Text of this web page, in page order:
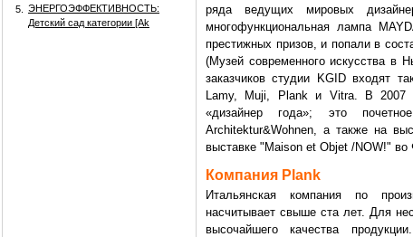
5.
ЭНЕРГОЭФФЕКТИВНОСТЬ:
Детский сад категории [Аk
ряда ведущих мировых
многофункциональная лампа
престижных призов, и попали в
(Музей современного искусства
заказчиков студии KGID входят
Lamy, Muji, Plank и Vitra. В 2007
«дизайнер года»; это
Architektur&Wohnen, а также на
выставке "Maison et Objet /NOW!" во
Компания Plank
Итальянская компания по
насчитывает свыше ста лет. Для
высочайшего качества